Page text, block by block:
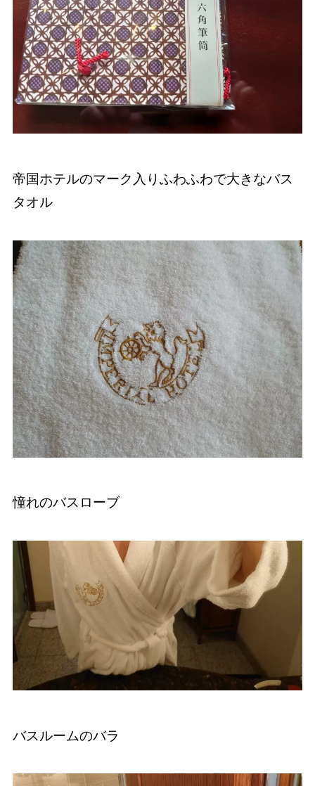
帝国ホテルのマーク入りふわふわで大きなバス
タオル
憧れのバスローブ
バスルームのバラ